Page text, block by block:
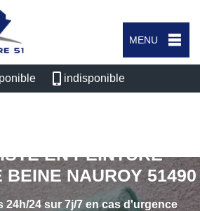
MENU
indisponible
EN PEINTURE
BEINE NAUROY 51490
24h/24 sur 7j/7 en cas d'urgence